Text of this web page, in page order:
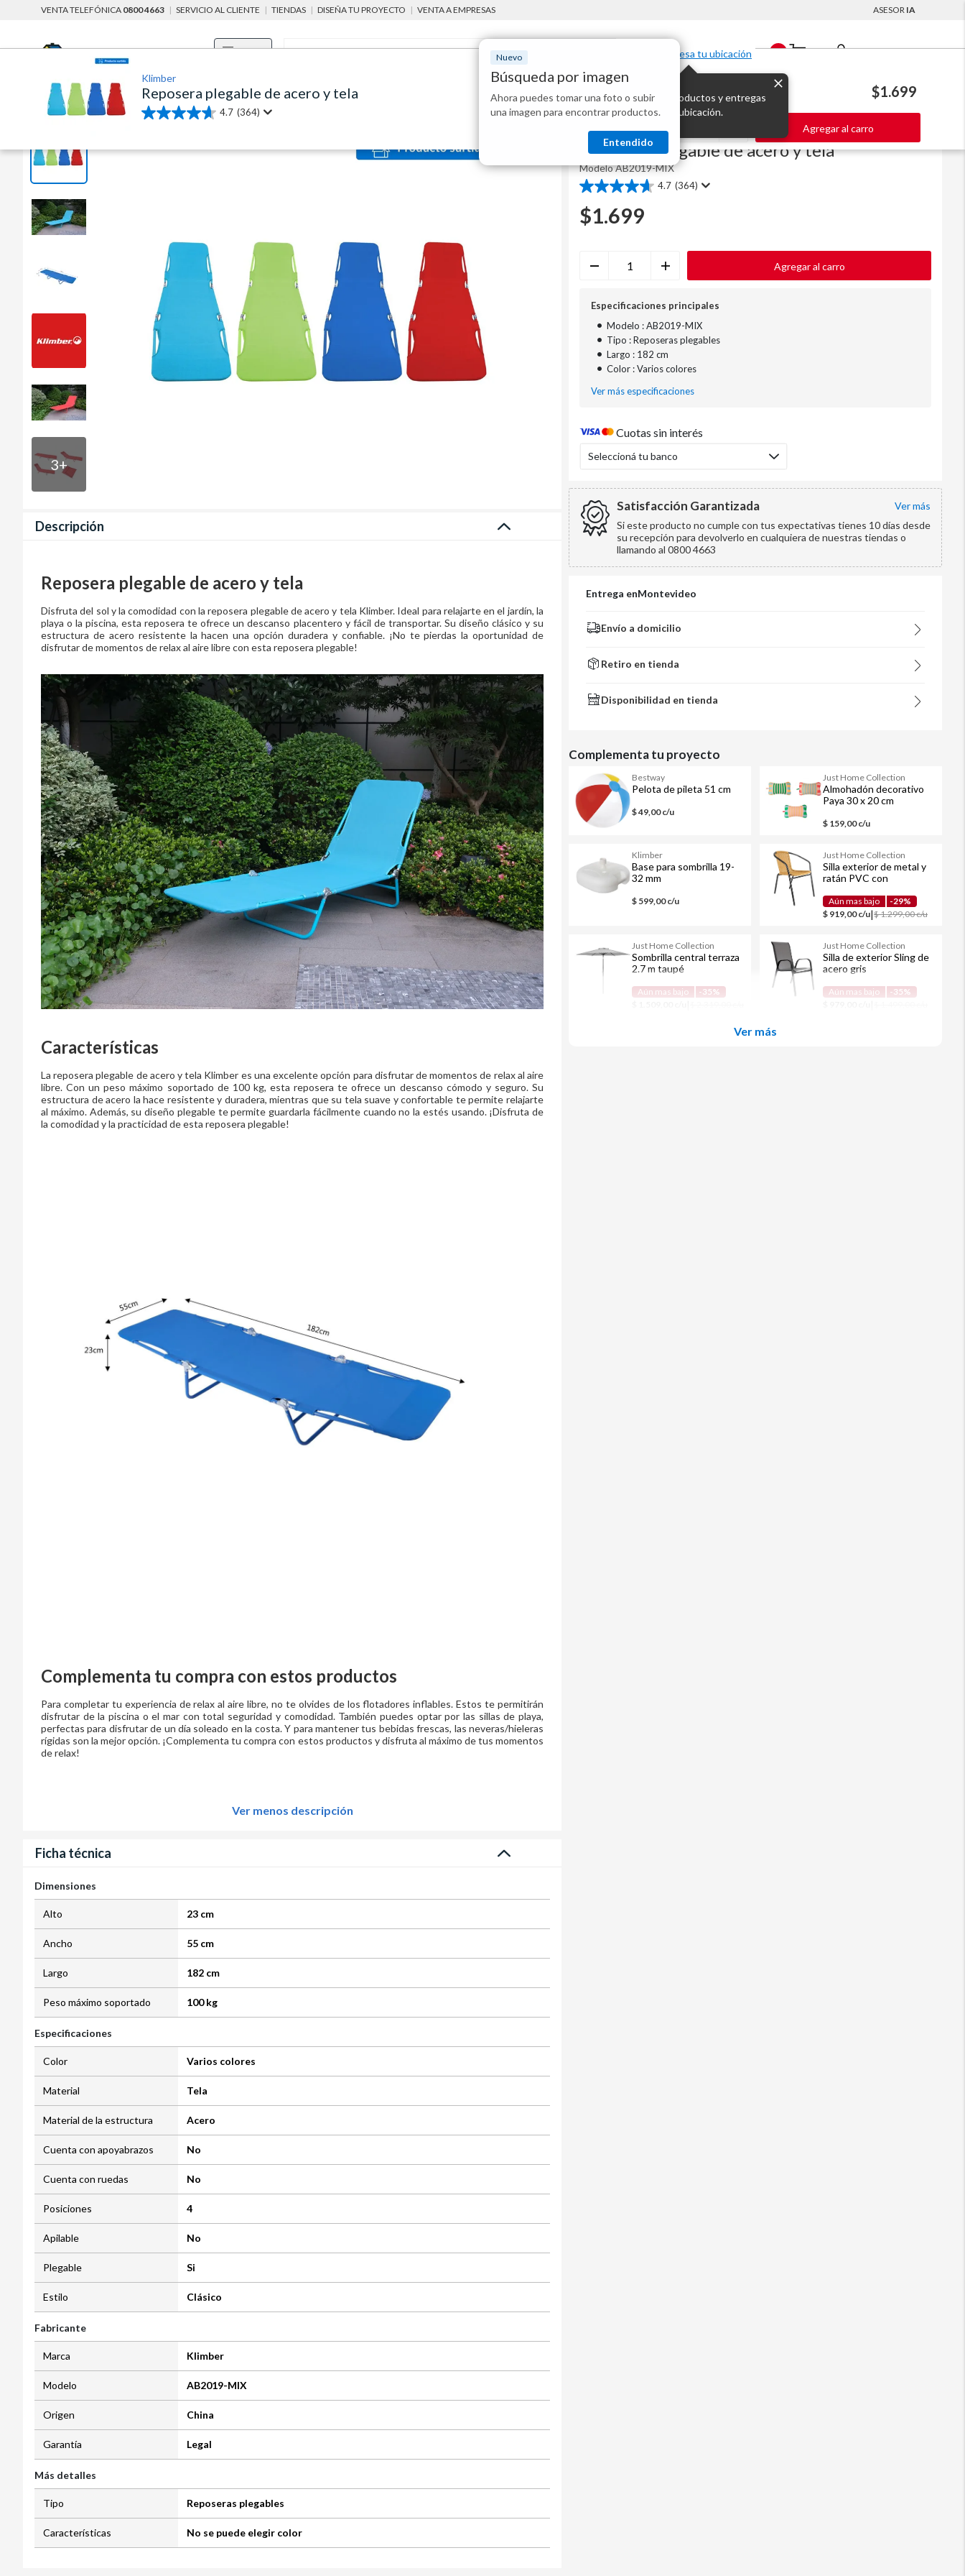
VENTA TELEFÓNICA 0800 4663 | SERVICIO AL CLIENTE | TIENDAS | DISEÑA TU PROYECTO | VENTA A EMPRESAS ASESOR IA
Menú Nuevo
Búsqueda por imagen
Ahora puedes tomar una foto o subir
una imagen para encontrar productos.
Entendido
Ingresa tu ubicación
Mostraremos los productos y entregas
disponibles para tu ubicación.
0 Mi Cuenta
aire libre, jardin y mascotas aire libre sillas de exterior sillas plegables y reposeras Reposera plegable de acero y tela
3+
Descripción
Reposera plegable de acero y tela
Disfruta del sol y la comodidad con la reposera plegable de acero y tela Klimber. Ideal para relajarte en el jardín, la
playa o la piscina, esta reposera te ofrece un descanso placentero y fácil de transportar. Su diseño clásico y su
estructura de acero resistente la hacen una opción duradera y confiable. ¡No te pierdas la oportunidad de
disfrutar de momentos de relax al aire libre con esta reposera plegable!
Características
La reposera plegable de acero y tela Klimber es una excelente opción para disfrutar de momentos de relax al aire
libre. Con un peso máximo soportado de 100 kg, esta reposera te ofrece un descanso cómodo y seguro. Su
estructura de acero la hace resistente y duradera, mientras que su tela suave y confortable te permite relajarte
al máximo. Además, su diseño plegable te permite guardarla fácilmente cuando no la estés usando. ¡Disfruta de
la comodidad y la practicidad de esta reposera plegable!
Complementa tu compra con estos productos
Para completar tu experiencia de relax al aire libre, no te olvides de los flotadores inflables. Estos te permitirán
disfrutar de la piscina o el mar con total seguridad y comodidad. También puedes optar por las sillas de playa,
perfectas para disfrutar de un día soleado en la costa. Y para mantener tus bebidas frescas, las neveras/hieleras
rígidas son la mejor opción. ¡Complementa tu compra con estos productos y disfruta al máximo de tus momentos
de relax!
Ver menos descripción
Ficha técnica
Dimensiones
Alto 23 cm
Ancho 55 cm
Largo 182 cm
Peso máximo soportado 100 kg
Especificaciones
Color Varios colores
Material Tela
Material de la estructura Acero
Cuenta con apoyabrazos No
Cuenta con ruedas No
Posiciones 4
Apilable No
Plegable Si
Estilo Clásico
Fabricante
Marca Klimber
Modelo AB2019-MIX
Origen China
Garantía Legal
Más detalles
Tipo Reposeras plegables
Características No se puede elegir color
Klimber Código
Reposera plegable de acero y tela
ModeloAB2019-MIX
4.7 (364)
4.7
5
estrellas.
$1.699
Agregar al carro
Especificaciones principales
• Modelo : AB2019-MIX
• Tipo : Reposeras plegables
• Largo : 182 cm
• Color : Varios colores
Ver más especificaciones
Cuotas sin interés
Seleccioná tu banco
Satisfacción Garantizada
ver más
Si este producto no cumple con tus expectativas tienes 10 días desde
su recepción para devolverlo en cualquiera de nuestras tiendas o
llamando al 0800 4663
Entrega enMontevideo
Envío a domicilio
Retiro en tienda
Disponibilidad en tienda
Complementa tu proyecto
Bestway
Pelota de pileta 51 cm
$ 49,00 c/u
Just Home Collection
Almohadón decorativo
Paya 30 x 20 cm
$ 159,00 c/u
Klimber
Base para sombrilla 19-
32 mm
$ 599,00 c/u
Just Home Collection
Silla exterior de metal y
ratán PVC con
Aún mas bajo
-29%
$ 919,00 c/u|$ 1.299,00 c/u
Just Home Collection
Sombrilla central terraza
2.7 m taupé
Aún mas bajo
-35%
Just Home Collection
Silla de exterior Sling de
acero gris
Aún mas bajo
-35%
Ver más
Klimber
Reposera plegable de acero y tela
4.7 (364)
4.7
estrellas.
$1.699
Agregar al carro